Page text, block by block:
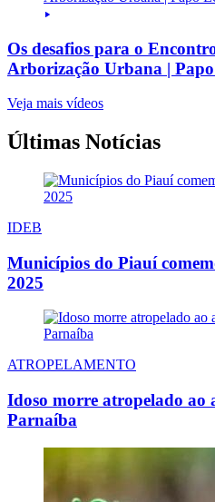
Os desafios para o
Arborização Urbana |
Veja mais vídeos
Últimas Notícias
IDEB
Municípios do Piauí
2025
ATROPELAMENTO
Idoso morre atropelado ao
Parnaíba